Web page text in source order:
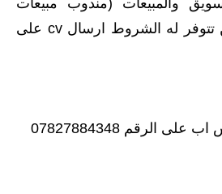
والمبيعات (مندوب مبيعات
ميداني خارجي) ولمن تتوفر له الشروط ارسال cv على
الرقم 07827884348